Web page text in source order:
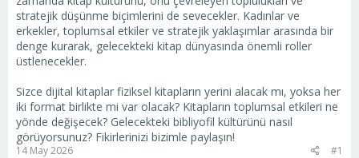
stratejik düşünme biçimlerini de sevecekler. Kadınlar ve
erkekler, toplumsal etkiler ve stratejik yaklaşımlar arasında bir
denge kurarak, gelecekteki kitap dünyasında önemli roller
üstlenecekler.
Sizce dijital kitaplar fiziksel kitapların yerini alacak mı, yoksa her
iki format birlikte mi var olacak? Kitapların toplumsal etkileri ne
yönde değişecek? Gelecekteki bibliyofil kültürünü nasıl
görüyorsunuz? Fikirlerinizi bizimle paylaşın!
14 May 2026 #1